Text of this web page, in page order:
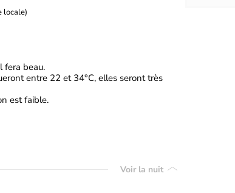
locale)
fera beau.
entre 22 et 34°C, elles seront très
est faible.
Voir la nuit